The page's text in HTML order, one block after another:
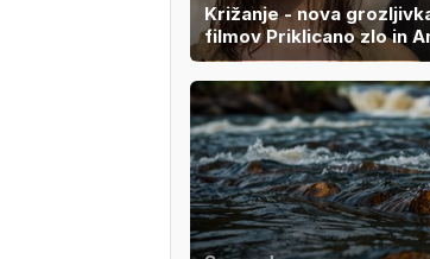
Križanje - nova
filmov Priklicano zlo in